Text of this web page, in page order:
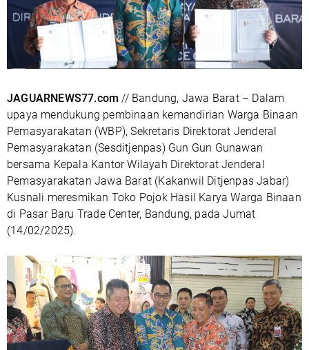
JAGUARNEWS77.com // Bandung, Jawa Barat – Dalam
upaya mendukung pembinaan kemandirian Warga Binaan
Pemasyarakatan (WBP), Sekretaris Direktorat Jenderal
Pemasyarakatan (Sesditjenpas) Gun Gun Gunawan
bersama Kepala Kantor Wilayah Direktorat Jenderal
Pemasyarakatan Jawa Barat (Kakanwil Ditjenpas Jabar)
Kusnali meresmikan Toko Pojok Hasil Karya Warga Binaan
di Pasar Baru Trade Center, Bandung, pada Jumat
(14/02/2025).